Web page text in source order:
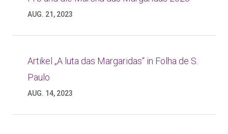
AUG. 21, 2023
Artikel „A luta das Margaridas“ in Folha de S.
Paulo
AUG. 14, 2023